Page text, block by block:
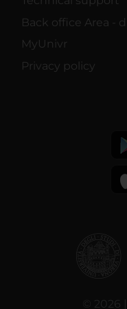
Back office Area -
MyUnivr
Privacy policy
© 2026